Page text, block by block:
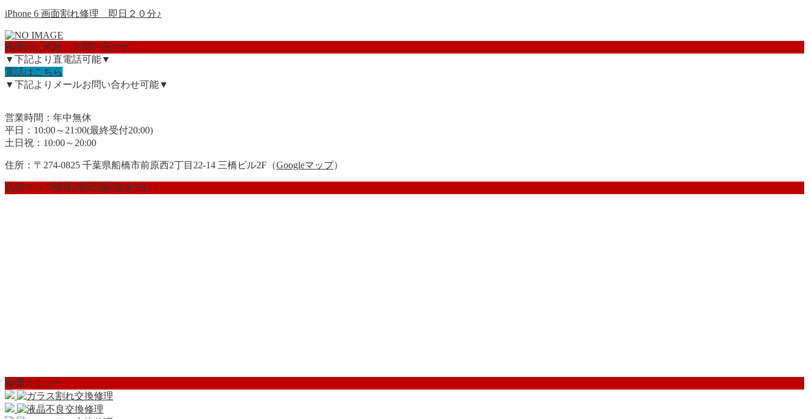
iPhone 6 画面割れ修理 即日２０分♪
修理のご依頼・お問い合わせ
▼下記より直電話可能▼
電話はこちら
▼下記よりメールお問い合わせ可能▼
営業時間：年中無休
平日：10:00～21:00(最終受付20:00)
土日祝：10:00～20:00
住所：〒274-0825 千葉県船橋市前原西2丁目22-14 三橋ビル2F（Googleマップ）
店舗マップ情報(津田沼駅徒歩5分)
修理メニュー